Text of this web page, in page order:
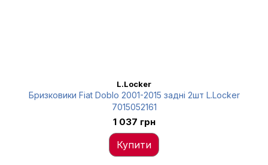
L.Locker
Бризковики Fiat Doblo 2001-2015 задні 2шт L.Locker
7015052161
1 037 грн
Купити